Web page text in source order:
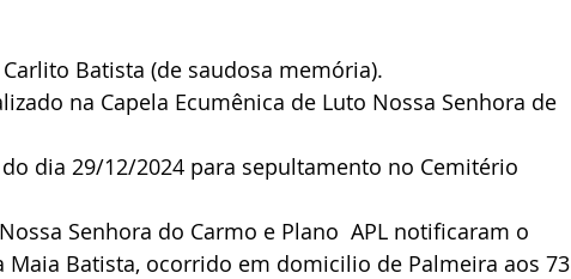
Batista (de saudosa memória).
na Capela Ecumênica de Luto Nossa Senhora de
dia 29/12/2024 para sepultamento no Cemitério
Senhora do Carmo e Plano  APL notificaram o
Maia Batista, ocorrido em domicilio de Palmeira aos 73